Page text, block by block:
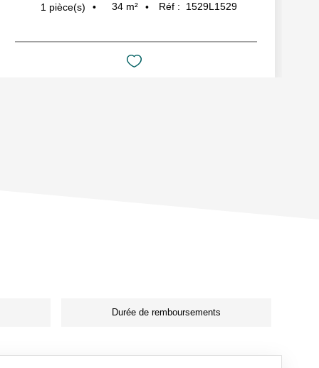
1 pièce(s) 34 m² Réf : 1529L1529
Durée de remboursements